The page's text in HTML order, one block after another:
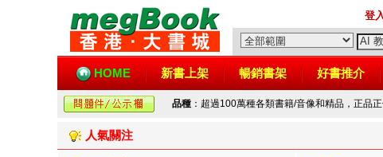
登
HOME 新書上架 暢銷書架 好書推介
品種 ：超過100萬種各類書籍/音像和精品，正品
人氣關注